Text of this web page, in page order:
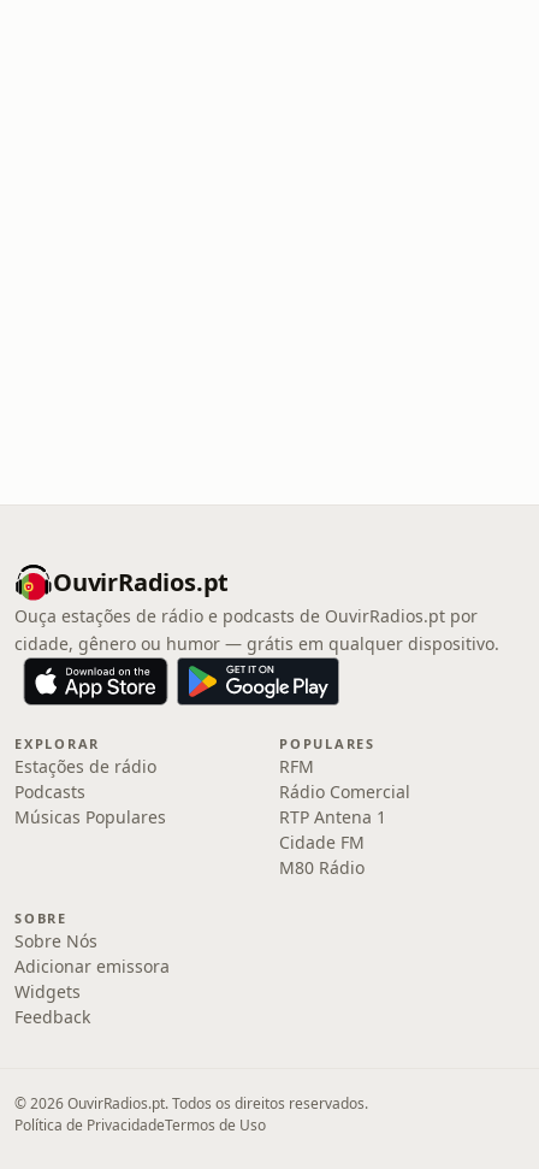
OuvirRadios.pt
Ouça estações de rádio e podcasts de OuvirRadios.pt por
cidade, gênero ou humor — grátis em qualquer dispositivo.
EXPLORAR
Estações de rádio
Podcasts
Músicas Populares
POPULARES
RFM
Rádio Comercial
RTP Antena 1
Cidade FM
M80 Rádio
SOBRE
Sobre Nós
Adicionar emissora
Widgets
Feedback
© 2026 OuvirRadios.pt. Todos os direitos reservados.
Política de PrivacidadeTermos de Uso